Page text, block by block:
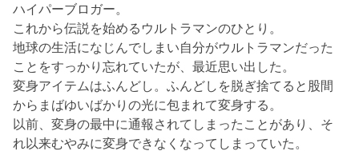
ハイパーブロガー。
これから伝説を始めるウルトラマンのひとり。
地球の生活になじんでしまい自分がウルトラマンだった
ことをすっかり忘れていたが、最近思い出した。
変身アイテムはふんどし。ふんどしを脱ぎ捨てると股間
からまばゆいばかりの光に包まれて変身する。
以前、変身の最中に通報されてしまったことがあり、そ
れ以来むやみに変身できなくなってしまっていた。